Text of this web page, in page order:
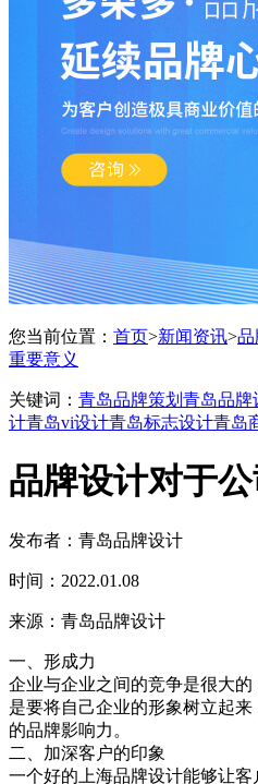
您当前位置： 首页>新闻资讯>品
重要意义
关键词： 青岛品牌策划 青岛品牌
计青岛vi设计青岛标志设计青岛
品牌设计对于
发布者：青岛品牌设计
时间：2022.01.08
来源：青岛品牌设计
一、形成力
企业与企业之间的竞争是很大
是要将自己企业的形象树立起
的品牌影响力。
二、加深客户的印象
一个好的上海品牌设计能够让客